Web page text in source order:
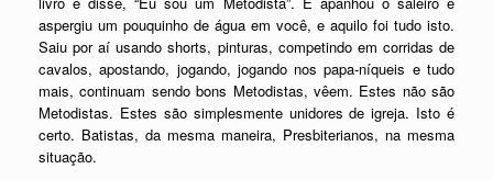
aspergiu um pouquinho de água em você, e aquilo foi tudo isto.
Saiu por aí usando shorts, pinturas, competindo em corridas de
cavalos, apostando, jogando, jogando nos papa-níqueis e tudo
mais, continuam sendo bons Metodistas, vêem. Estes não são
Metodistas. Estes são simplesmente unidores de igreja. Isto é
certo. Batistas, da mesma maneira, Presbiterianos, na mesma
situação.